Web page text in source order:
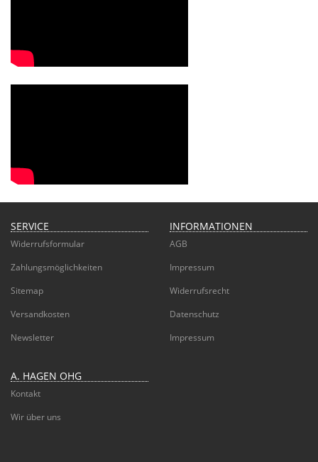
SERVICE
Widerrufsformular
Zahlungsmöglichkeiten
Sitemap
Versandkosten
Newsletter
INFORMATIONEN
AGB
Impressum
Widerrufsrecht
Datenschutz
Impressum
A. HAGEN OHG
Kontakt
Wir über uns